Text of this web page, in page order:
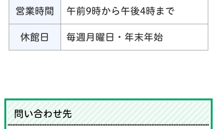
営業時間 午前9時から午後4時まで
休館日 毎週月曜日・年末年始
問い合わせ先